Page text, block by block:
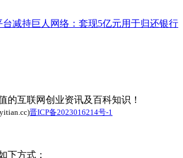
台减持巨人网络：套现5亿元用于归还银行
的互联网创业资讯及百科知识！
晋ICP备2023016214号-1
下方式：